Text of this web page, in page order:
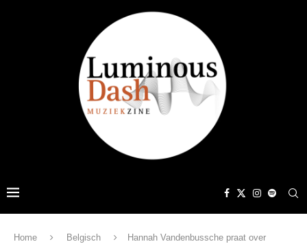
Home Belgisch
Hannah Vandenbussche praat over